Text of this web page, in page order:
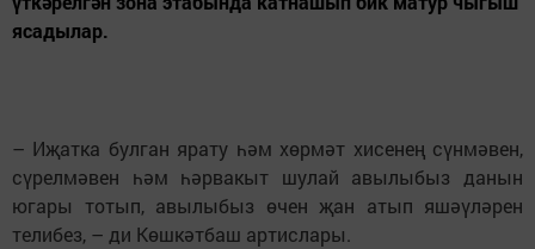
ясадылар.
– Иҗатка булган ярату һәм хөрмәт хисенең сүнмәвен,
сүрелмәвен һәм һәрвакыт шулай авылыбыз данын
югары тотып, авылыбыз өчен җан атып яшәүләрен
телибез, – ди Көшкәтбаш артислары.